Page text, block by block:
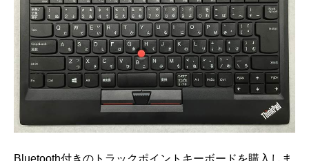
Bluetooth付きのトラックポイントキーボードを購入しま